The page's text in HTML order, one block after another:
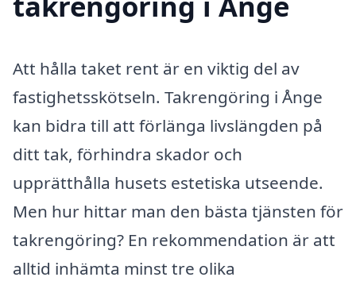
Att hålla taket rent är en viktig del av
fastighetsskötseln. Takrengöring i Ånge
kan bidra till att förlänga livslängden på
ditt tak, förhindra skador och
upprätthålla husets estetiska utseende.
Men hur hittar man den bästa tjänsten för
takrengöring? En rekommendation är att
alltid inhämta minst tre olika